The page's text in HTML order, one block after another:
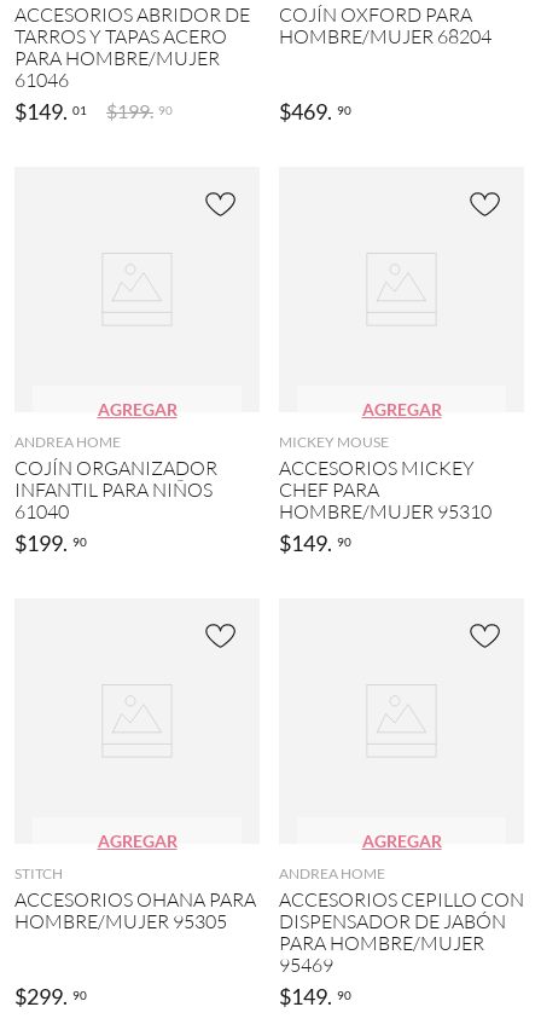
ACCESORIOS ABRIDOR DE
TARROS Y TAPAS ACERO
PARA HOMBRE/MUJER
61046
$149. 01 $199. 90
COJÍN OXFORD PARA
HOMBRE/MUJER 68204
$469. 90
AGREGAR
ANDREA HOME
COJÍN ORGANIZADOR
INFANTIL PARA NIÑOS
61040
$199. 90
AGREGAR
MICKEY MOUSE
ACCESORIOS MICKEY
CHEF PARA
HOMBRE/MUJER 95310
$149. 90
AGREGAR
STITCH
ACCESORIOS OHANA PARA
HOMBRE/MUJER 95305
$299. 90
AGREGAR
ANDREA HOME
ACCESORIOS CEPILLO CON
DISPENSADOR DE JABÓN
PARA HOMBRE/MUJER
95469
$149. 90